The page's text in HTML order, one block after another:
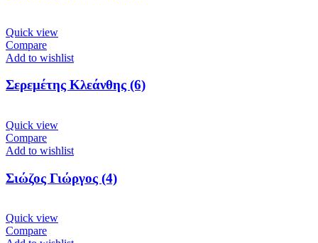
Quick view
Compare
Add to wishlist
Σερεμέτης Κλεάνθης (6)
Quick view
Compare
Add to wishlist
Σιώζος Γιώργος (4)
Quick view
Compare